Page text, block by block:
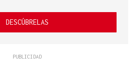
DESCÚBRELAS